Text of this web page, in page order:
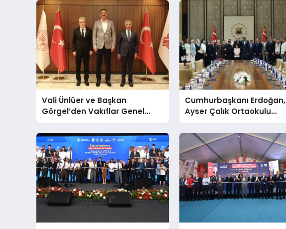
Vali Ünlüer ve Başkan
Görgel’den Vakıflar Genel
Müdürlüğü’ne ziyaret
Cumhurbaşkanı Erdoğan,
Ayser Çalık Ortaokulu
Şehitlerinin Aileleriyle Bir
Araya Geldi